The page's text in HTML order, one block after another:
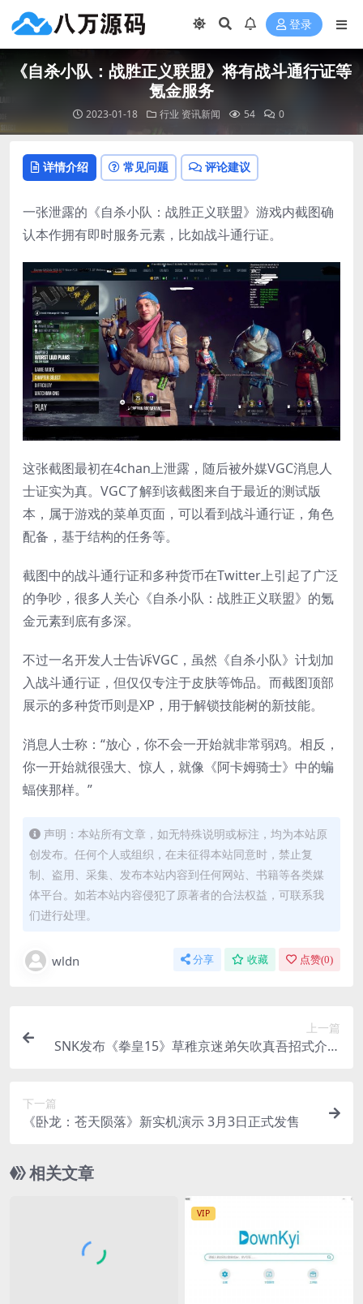
登录
《自杀小队：战胜正义联盟》将有战斗通行证等
氪金服务
2023-01-18 行业 资讯新闻 54 0
详情介绍 常见问题 评论建议
一张泄露的《自杀小队：战胜正义联盟》游戏内截图确
认本作拥有即时服务元素，比如战斗通行证。
这张截图最初在4chan上泄露，随后被外媒VGC消息人
士证实为真。VGC了解到该截图来自于最近的测试版
本，属于游戏的菜单页面，可以看到战斗通行证，角色
配备，基于结构的任务等。
截图中的战斗通行证和多种货币在Twitter上引起了广泛
的争吵，很多人关心《自杀小队：战胜正义联盟》的氪
金元素到底有多深。
不过一名开发人士告诉VGC，虽然《自杀小队》计划加
入战斗通行证，但仅仅专注于皮肤等饰品。而截图顶部
展示的多种货币则是XP，用于解锁技能树的新技能。
消息人士称：“放心，你不会一开始就非常弱鸡。相反，
你一开始就很强大、惊人，就像《阿卡姆骑士》中的蝙
蝠侠那样。”
声明：本站所有文章，如无特殊说明或标注，均为本站原
创发布。任何个人或组织，在未征得本站同意时，禁止复
制、盗用、采集、发布本站内容到任何网站、书籍等各类媒
体平台。如若本站内容侵犯了原著者的合法权益，可联系我
们进行处理。
wldn 分享 收藏 点赞(0)
上一篇
SNK发布《拳皇15》草稚京迷弟矢吹真吾招式介绍
下一篇
《卧龙：苍天陨落》新实机演示 3月3日正式发售
相关文章
VIP